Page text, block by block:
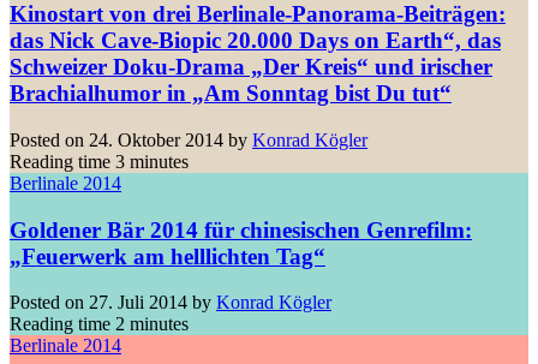
Kinostart von drei Berlinale-Panorama-Beiträgen:
das Nick Cave-Biopic 20.000 Days on Earth“, das
Schweizer Doku-Drama „Der Kreis“ und irischer
Brachialhumor in „Am Sonntag bist Du tut“
Posted on 24. Oktober 2014 by Konrad Kögler
Reading time 3 minutes
Berlinale 2014
Goldener Bär 2014 für chinesischen Genrefilm:
„Feuerwerk am helllichten Tag“
Posted on 27. Juli 2014 by Konrad Kögler
Reading time 2 minutes
Berlinale 2014